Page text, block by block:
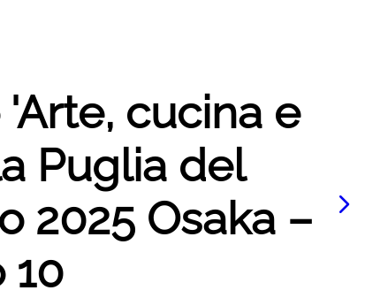
cucina e
Puglia del
2025 Osaka –
10